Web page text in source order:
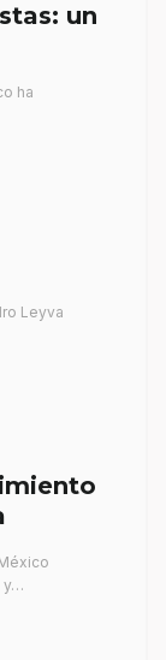
un
ha
Leyva
y…